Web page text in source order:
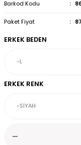
& Büstiyer Takım
Barkod Kodu
Paket Fiyat
ERKEK BEDEN
ERKEK RENK